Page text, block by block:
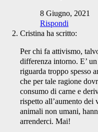
8 Giugno, 2021
Rispondi
Cristina ha scritto:
Per chi fa attivismo,
differenza intorno. E’
riguarda troppo spesso
che per tale ragione
consumo di carne e
rispetto all’aumento dei
animali non umani,
arrenderci. Mai!